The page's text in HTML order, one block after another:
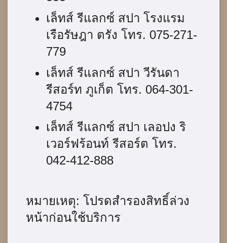
เล็ทส์ รีแลกซ์ สปา โรงแรม
เรือรัษฎา ตรัง โทร. 075-271-
779
เล็ทส์ รีแลกซ์ สปา วีรันดา
รีสอร์ท ภูเก็ต โทร. 064-301-
4754
เล็ทส์ รีแลกซ์ สปา เลอปง ริ
เวอร์ฟร้อนท์ รีสอร์ต โทร.
042-412-888
หมายเหตุ: โปรดสำรองสิทธิ์ล่วง
หน้าก่อนใช้บริการ